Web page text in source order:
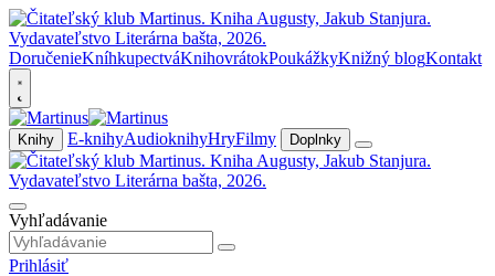
DoručenieKníhkupectváKnihovrátokPoukážkyKnižný blogKontakt
Knihy E-knihyAudioknihyHryFilmy Doplnky
Vyhľadávanie
Prihlásiť